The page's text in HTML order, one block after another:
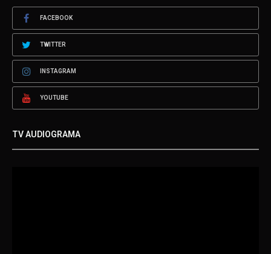
FACEBOOK
TWITTER
INSTAGRAM
YOUTUBE
TV AUDIOGRAMA